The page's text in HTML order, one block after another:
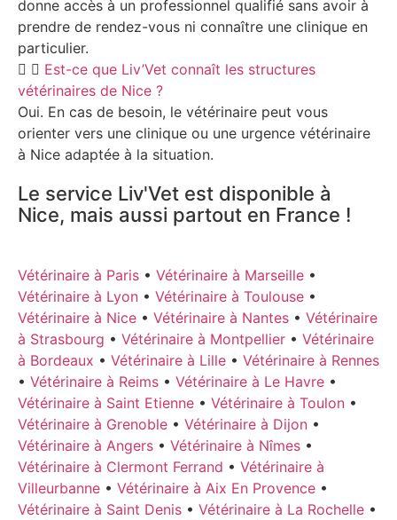
donne accès à un professionnel qualifié sans avoir à
prendre de rendez-vous ni connaître une clinique en
particulier.
Est-ce que Liv’Vet connaît les structures
vétérinaires de Nice ?
Oui. En cas de besoin, le vétérinaire peut vous
orienter vers une clinique ou une urgence vétérinaire
à Nice adaptée à la situation.
Le service Liv'Vet est disponible à
Nice, mais aussi partout en France !
Vétérinaire à Paris • Vétérinaire à Marseille •
Vétérinaire à Lyon • Vétérinaire à Toulouse •
Vétérinaire à Nice • Vétérinaire à Nantes • Vétérinaire
à Strasbourg • Vétérinaire à Montpellier • Vétérinaire
à Bordeaux • Vétérinaire à Lille • Vétérinaire à Rennes
• Vétérinaire à Reims • Vétérinaire à Le Havre •
Vétérinaire à Saint Etienne • Vétérinaire à Toulon •
Vétérinaire à Grenoble • Vétérinaire à Dijon •
Vétérinaire à Angers • Vétérinaire à Nîmes •
Vétérinaire à Clermont Ferrand • Vétérinaire à
Villeurbanne • Vétérinaire à Aix En Provence •
Vétérinaire à Saint Denis • Vétérinaire à La Rochelle •